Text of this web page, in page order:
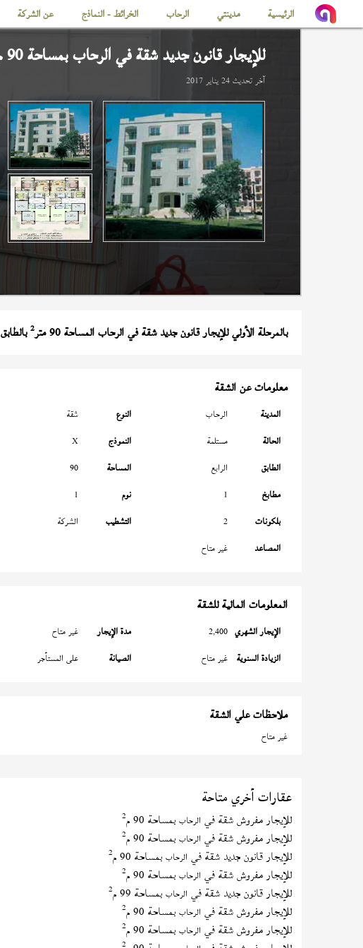
الرئيسية مدينتي الرحاب الخرائط - النماذج عن الشركة
للإيجار قانون جديد شقة فيالرحاببمساحة 90 م
آخر تحديث24 يناير 2017
بالمرحلة الأولي للإيجار قانون جديد شقة في الرحاب المساحة 90 متر 2بالطابق 0 شرقي تطل على حديقة كبيرة تشمل 1 نوم 1 حمام 2 بلكونة النموذج (
معلومات عن الشقة
المدينة الرحاب النوع شقة
الحالة
مستلمة النموذج X
الطابق
الرابع المساحة 90
مطابخ
1 نوم 1
بلكونات
2 التشطيب الشركة
المصاعد
غير متاح
المعلومات المالية للشقة
الإيجار الشهري 2,400 مدة الإيجار غير متاح
الزيادة السنوية غير متاح الصيانة على المستأجر
ملاحظات علي الشقة
غير متاح
عقارات أخري متاحة
للإيجار مفروش شقة في الرحاب بمساحة 90 م 2
للإيجار مفروش شقة في الرحاب بمساحة 90 م 2
للإيجار قانون جديد شقة في الرحاب بمساحة 90 م 2
للإيجار مفروش شقة في الرحاب بمساحة 90 م 2
للإيجار قانون جديد شقة في الرحاب بمساحة 99 م 2
للإيجار مفروش شقة في الرحاب بمساحة 90 م 2
للإيجار مفروش شقة في الرحاب بمساحة 90 م 2
2